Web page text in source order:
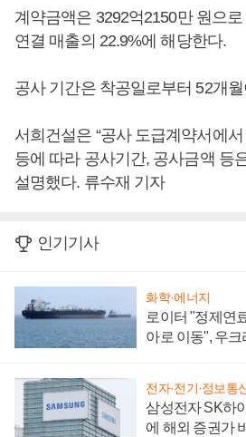
계약금액은 3292억2150만 원으
연결 매출의 22.9%에 해당한다.
공사 기간은 착공일로부터 52개
서희건설은 “공사 도급계약서에
등에 따라 공사기간, 공사금액 등
설명했다. 류수재 기자
인기기사
화학·에너지
로이터 "정제연
아로 이동", 우
전자·전기·정보통
삼성전자 SK하
에 해외 증권가